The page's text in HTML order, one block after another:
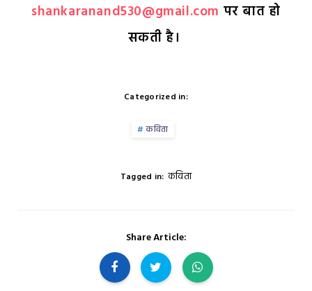
shankaranand530@gmail.com पर बात हो
सकती है।
Categorized in:
कविता
Tagged in: कविता
Share Article: